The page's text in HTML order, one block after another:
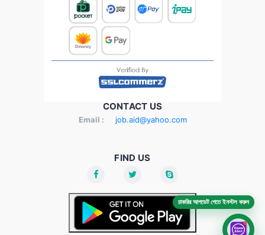
CONTACT US
Email : job.aid@yahoo.com
FIND US
চাকরির আপডেট পেতে ইনস্টল করুন